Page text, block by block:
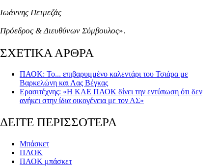
Ιωάννης Πετμεζάς
Πρόεδρος & Διευθύνων Σύμβουλος».
ΣΧΕΤΙΚΑ ΑΡΘΡΑ
ΠΑΟΚ: Το... επιβαρυμμένο καλεντάρι του Τσιάρα με
Βαρκελώνη και Λας Βέγκας
Ερασιτέχνης: «Η ΚΑΕ ΠΑΟΚ δίνει την εντύπωση ότι δεν
ανήκει στην ίδια οικογένεια με τον ΑΣ»
ΔΕΙΤΕ ΠΕΡΙΣΣΟΤΕΡΑ
Μπάσκετ
ΠΑΟΚ
ΠΑΟΚ μπάσκετ